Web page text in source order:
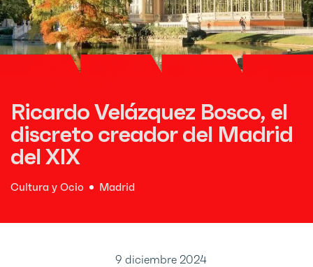
Ricardo Velázquez Bosco, el
discreto creador del Madrid
del XIX
Cultura y Ocio Madrid
9 diciembre 2024